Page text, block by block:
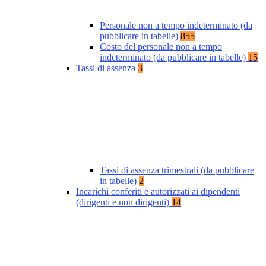
Personale non a tempo indeterminato (da
pubblicare in tabelle) 855
Costo del personale non a tempo
indeterminato (da pubblicare in tabelle) 15
Tassi di assenza 3
Tassi di assenza trimestrali (da pubblicare
in tabelle) 2
Incarichi conferiti e autorizzati ai dipendenti
(dirigenti e non dirigenti) 14